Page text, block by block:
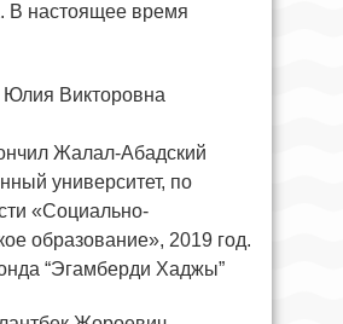
В настоящее время
Юлия Викторовна
Жалал-Абадский
университет, по
«Социально-
образование», 2019 год.
“Эгамберди Хаджы”